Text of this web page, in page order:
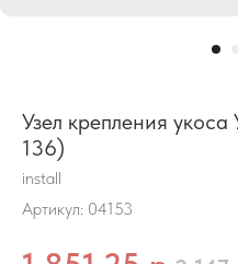
Узел крепления
136)
install
Артикул: 04153